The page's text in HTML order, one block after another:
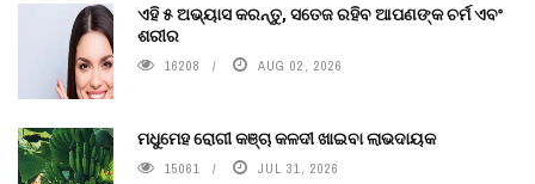
ଏହି ୫ ଅଭ୍ୟାସ କରନ୍ତୁ, ସତେଜ ରହିବ ଆପଣଙ୍କ ଚର୍ମ ଏବଂ
ଶରୀର
16208 AUG 02, 2026
ମଧୁମେହ ରୋଗୀ କଞ୍ଚା କଳଦୀ ଖାଇବା ଲାଭଦାୟକ
15061 JUL 31, 2026